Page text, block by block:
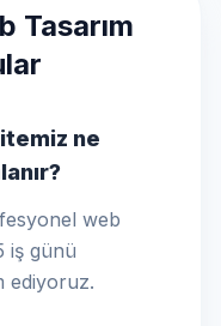
Tasarım
ne
web
iş günü
ediyoruz.